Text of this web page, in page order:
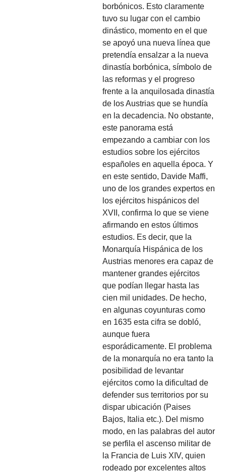
borbónicos. Esto claramente
tuvo su lugar con el cambio
dinástico, momento en el que
se apoyó una nueva línea que
pretendía ensalzar a la nueva
dinastía borbónica, símbolo de
las reformas y el progreso
frente a la anquilosada dinastía
de los Austrias que se hundía
en la decadencia. No obstante,
este panorama está
empezando a cambiar con los
estudios sobre los ejércitos
españoles en aquella época. Y
en este sentido, Davide Maffi,
uno de los grandes expertos en
los ejércitos hispánicos del
XVII, confirma lo que se viene
afirmando en estos últimos
estudios. Es decir, que la
Monarquía Hispánica de los
Austrias menores era capaz de
mantener grandes ejércitos
que podían llegar hasta las
cien mil unidades. De hecho,
en algunas coyunturas como
en 1635 esta cifra se dobló,
aunque fuera
esporádicamente. El problema
de la monarquía no era tanto la
posibilidad de levantar
ejércitos como la dificultad de
defender sus territorios por su
dispar ubicación (Paises
Bajos, Italia etc.). Del mismo
modo, en las palabras del autor
se perfila el ascenso militar de
la Francia de Luis XIV, quien
rodeado por excelentes altos